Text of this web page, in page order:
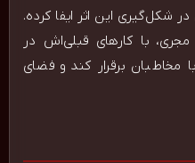
شکل‌گیری این اثر ایفا کرده.
با کارهای قبلی‌اش در
مخاطبان برقرار کند و فضای